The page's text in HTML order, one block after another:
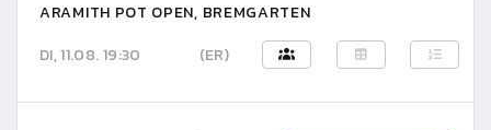
ARAMITH POT OPEN, BREMGARTEN
DI, 11.08. 19:30
(ER)